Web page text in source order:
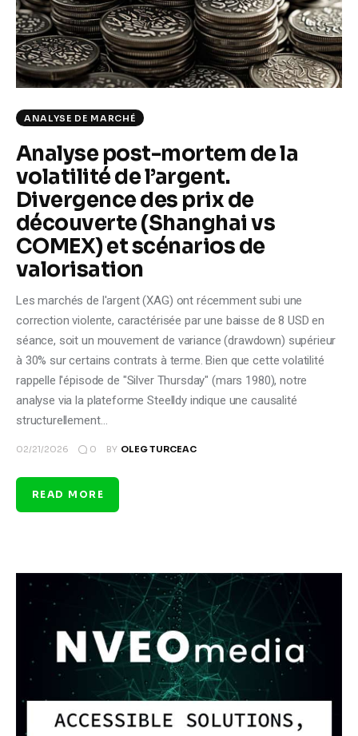
Climate
Markets
Tech
Shop
ANALYSE DE MARCHÉ
Analyse post-mortem de la
volatilité de l’argent.
Divergence des prix de
découverte (Shanghai vs
COMEX) et scénarios de
valorisation
Les marchés de l'argent (XAG) ont récemment subi une
correction violente, caractérisée par une baisse de 8 USD en
séance, soit un mouvement de variance (drawdown) supérieur
à 30% sur certains contrats à terme. Bien que cette volatilité
rappelle l'épisode de "Silver Thursday" (mars 1980), notre
analyse via la plateforme Steelldy indique une causalité
structurellement…
02/21/2026 0 BY OLEG TURCEAC
READ MORE